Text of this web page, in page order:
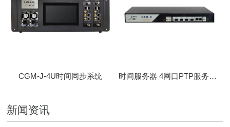
CGM-J-4U时间同步系统 时间服务器 4网口PTP服务器 CBM-D-40
新闻资讯